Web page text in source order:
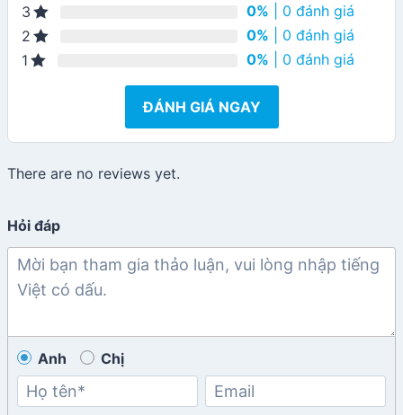
3
0% | 0 đánh giá
2
0% | 0 đánh giá
1
0% | 0 đánh giá
ĐÁNH GIÁ NGAY
There are no reviews yet.
Hỏi đáp
Anh Chị